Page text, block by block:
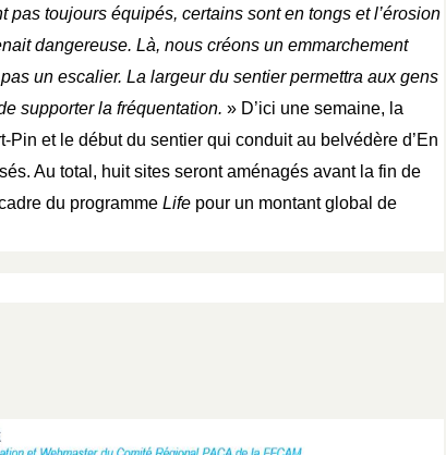
pas toujours équipés, certains sont en tongs et l’érosion
dangereuse. Là, nous créons un emmarchement
un escalier. La largeur du sentier permettra aux gens
supporter la fréquentation. » D’ici une semaine, la
Pin et le début du sentier qui conduit au belvédère d’En
Au total, huit sites seront aménagés avant la fin de
du programme Life pour un montant global de